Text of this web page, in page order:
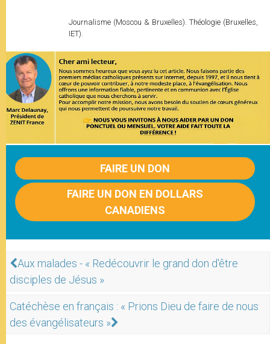
Journalisme (Moscou & Bruxelles). Théologie (Bruxelles,
IET).
FAIRE UN DON
FAIRE UN DON EN DOLLARS
CANADIENS
Aux malades - « Redécouvrir le grand don d'être
disciples de Jésus »
Catéchèse en français : « Prions Dieu de faire de nous
des évangélisateurs »